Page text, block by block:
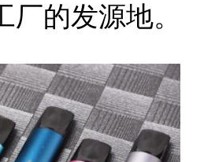
的发源地。